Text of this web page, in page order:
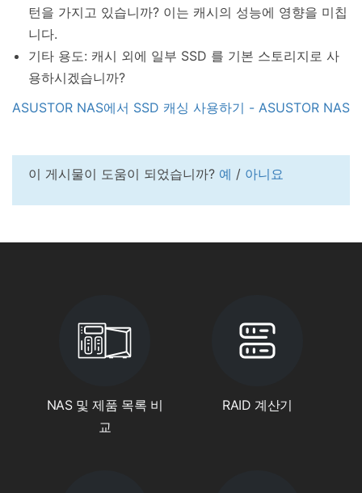
턴을 가지고 있습니까? 이는 캐시의 성능에 영향을 미칩
니다.
기타 용도: 캐시 외에 일부 SSD 를 기본 스토리지로 사
용하시겠습니까?
ASUSTOR NAS에서 SSD 캐싱 사용하기 - ASUSTOR NAS
이 게시물이 도움이 되었습니까? 예 / 아니요
NAS 및 제품 목록 비
교
RAID 계산기